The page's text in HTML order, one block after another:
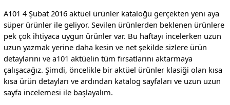
A101 4 Şubat 2016 aktüel ürünler kataloğu gerçekten yeni aya
süper ürünler ile geliyor. Sevilen ürünlerden beklenen ürünlere
pek çok ihtiyaca uygun ürünler var. Bu haftayı incelerken uzun
uzun yazmak yerine daha kesin ve net şekilde sizlere ürün
detaylarını ve a101 aktüelin tüm fırsatlarını aktarmaya
çalışacağız. Şimdi, öncelikle bir aktüel ürünler klasiği olan kısa
kısa ürün detayları ve ardından katalog sayfaları ve uzun uzun
sayfa incelemesi ile başlayalım.